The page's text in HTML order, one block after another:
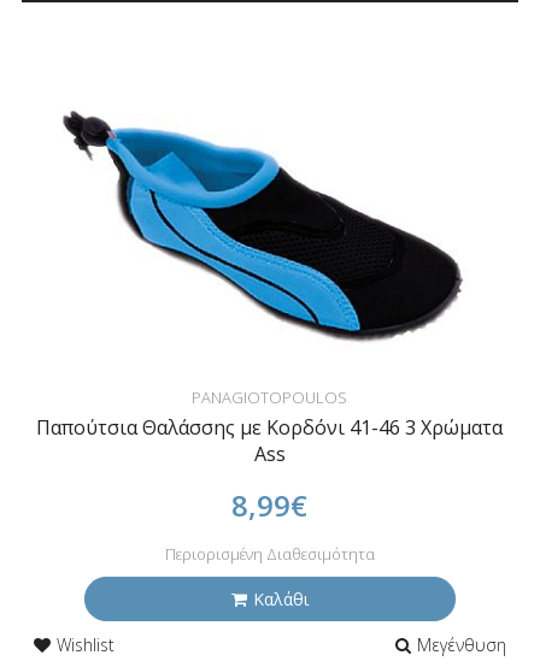
PANAGIOTOPOULOS
Παπούτσια Θαλάσσης με Κορδόνι 41-46 3 Χρώματα
Ass
8,99€
Περιορισμένη Διαθεσιμότητα
Καλάθι
Wishlist
Μεγένθυση